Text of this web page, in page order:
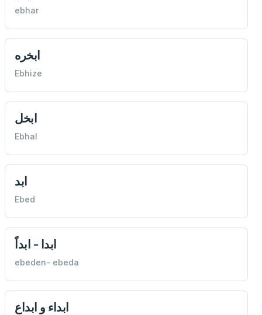
ebhar
ابخره
Ebhize
ابخل
Ebhal
ابد
Ebed
ابدا - ابداً
ebeden- ebeda
ابداء و ابداع